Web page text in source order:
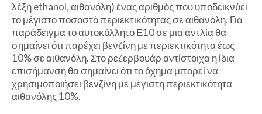
λέξη ethanol, αιθανόλη) ένας αριθμός που υποδεικνύει
το μέγιστο ποσοστό περιεκτικότητας σε αιθανόλη. Για
παράδειγμα το αυτοκόλλητο Ε10 σε μια αντλία θα
σημαίνει ότι παρέχει βενζίνη με περιεκτικότητα έως
10% σε αιθανόλη. Στο ρεζερβουάρ αντίστοιχα η ίδια
επισήμανση θα σημαίνει ότι το όχημα μπορεί να
χρησιμοποιήσει βενζίνη με μέγιστη περιεκτικότητα
αιθανόλης 10%.